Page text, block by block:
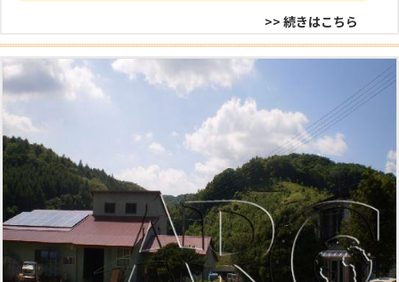
>> 続きはこちら